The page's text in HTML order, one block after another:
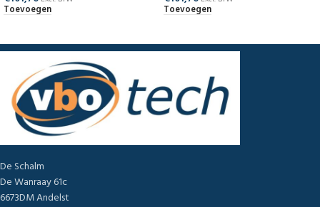
Toevoegen Toevoegen
De Schalm
De Wanraay 61c
6673DM Andelst